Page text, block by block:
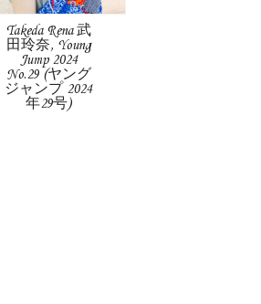
Takeda Rena 武
田玲奈, Young
Jump 2024
No.29 (ヤング
ジャンプ 2024
年29号)